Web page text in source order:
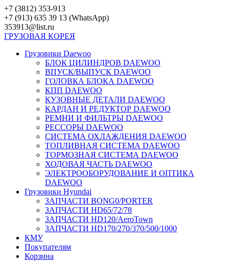
Перейти
к
контенту
+7 (3812) 353-913
+7 (913) 635 39 13 (WhatsApp)
353913@list.ru
ГРУЗОВАЯ КОРЕЯ
Грузовики Daewoo
БЛОК ЦИЛИНДРОВ DAEWOO
ВПУСК/ВЫПУСК DAEWOO
ГОЛОВКА БЛОКА DAEWOO
КПП DAEWOO
КУЗОВНЫЕ ДЕТАЛИ DAEWOO
КАРДАН И РЕДУКТОР DAEWOO
РЕМНИ И ФИЛЬТРЫ DAEWOO
РЕССОРЫ DAEWOO
СИСТЕМА ОХЛАЖДЕНИЯ DAEWOO
ТОПЛИВНАЯ СИСТЕМА DAEWOO
ТОРМОЗНАЯ СИСТЕМА DAEWOO
ХОДОВАЯ ЧАСТЬ DAEWOO
ЭЛЕКТРООБОРУДОВАНИЕ И ОПТИКА
DAEWOO
Грузовики Hyundai
ЗАПЧАСТИ BONG0/PORTER
ЗАПЧАСТИ HD65/72/78
ЗАПЧАСТИ HD120/AeroTown
ЗАПЧАСТИ HD170/270/370/500/1000
КМУ
Покупателям
Корзина